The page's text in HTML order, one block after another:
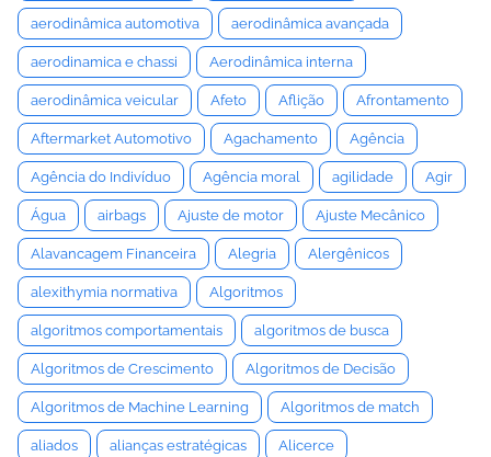
aerodinâmica automotiva aerodinâmica avançada
aerodinamica e chassi Aerodinâmica interna
aerodinâmica veicular Afeto Aflição Afrontamento
Aftermarket Automotivo Agachamento Agência
Agência do Indivíduo Agência moral agilidade Agir
Água airbags Ajuste de motor Ajuste Mecânico
Alavancagem Financeira Alegria Alergênicos
alexithymia normativa Algoritmos
algoritmos comportamentais algoritmos de busca
Algoritmos de Crescimento Algoritmos de Decisão
Algoritmos de Machine Learning Algoritmos de match
aliados alianças estratégicas Alicerce